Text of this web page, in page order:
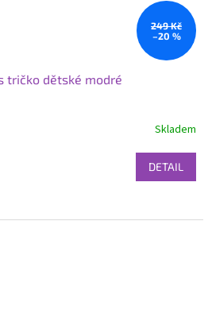
249 Kč
–20 %
tričko dětské modré
Skladem
DETAIL